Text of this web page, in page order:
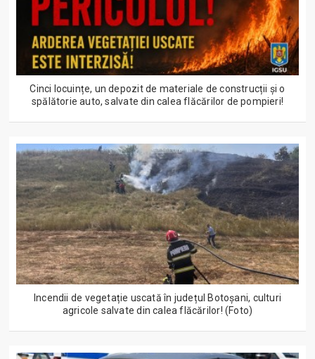
Cinci locuințe, un depozit de materiale de construcții și o
spălătorie auto, salvate din calea flăcărilor de pompieri!
Incendii de vegetație uscată în județul Botoșani, culturi
agricole salvate din calea flăcărilor! (Foto)